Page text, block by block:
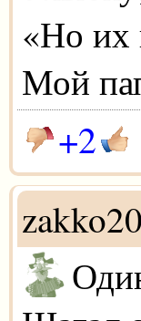
«Но их
Мой
+2